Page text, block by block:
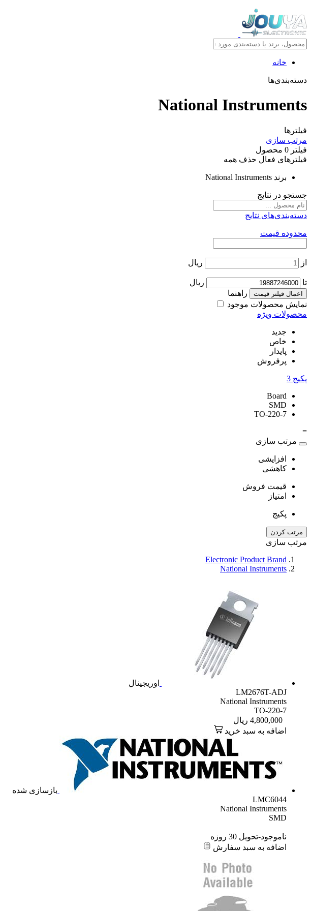
خانه
دسته‌بندی‌ها
National Instruments
فیلترها
مرتب سازی
فیلتر 0 محصول
فیلترهای فعال حذف همه
برند National Instruments
جستجو در نتایج
دسته‌بندی‌های نتایج
محدوده قیمت
از ریال
تا ریال
اعمال فیلتر قیمت
راهنما
نمایش محصولات موجود
محصولات ویژه
جدید
خاص
پایدار
پرفروش
پکیج 3
Board
SMD
TO-220-7
=
مرتب سازی
افزایشی
کاهشی
قیمت فروش
امتیاز
پکیج
مرتب کردن
مرتب سازی
Electronic Product Brand
National Instruments
اوریجینال
LM2676T-ADJ
National Instruments
TO-220-7
4,800,000 ریال
اضافه به سبد خرید
بازسازی شده
LMC6044
National Instruments
SMD
ناموجود-تحویل 30 روزه
اضافه به سبد سفارش